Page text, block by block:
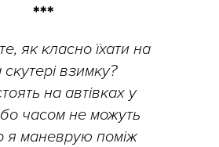
***
як класно їхати на
взимку?
на автівках у
часом не можуть
я маневрую поміж